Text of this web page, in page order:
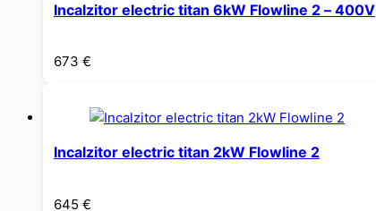
Incalzitor electric titan 6kW Flowline 2 – 400V
673 €
Incalzitor electric titan 2kW Flowline 2
645 €